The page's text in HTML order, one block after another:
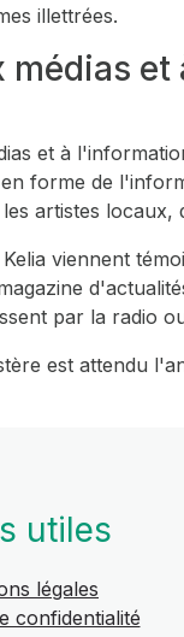
illettrées.
médias
et à
forme de
artistes
viennent
par la radio
est attendu
utiles
légales
confidentialité